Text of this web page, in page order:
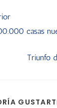
casas
Triunfo